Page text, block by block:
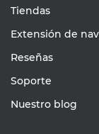
Tiendas
Extensión de
Reseñas
Soporte
Nuestro blog